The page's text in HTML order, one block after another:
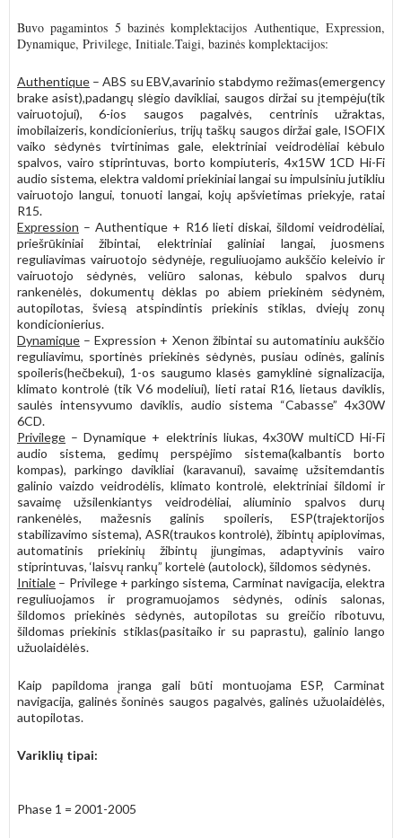
Buvo pagamintos 5 bazinės komplektacijos Authentique, Expression,
Dynamique, Privilege, Initiale.Taigi, bazinės komplektacijos:
Authentique – ABS su EBV,avarinio stabdymo režimas(emergency
brake asist),padangų slėgio davikliai, saugos diržai su įtempėju(tik
vairuotojui), 6-ios saugos pagalvės, centrinis užraktas,
imobilaizeris, kondicionierius, trijų taškų saugos diržai gale, ISOFIX
vaiko sėdynės tvirtinimas gale, elektriniai veidrodėliai kėbulo
spalvos, vairo stiprintuvas, borto kompiuteris, 4x15W 1CD Hi-Fi
audio sistema, elektra valdomi priekiniai langai su impulsiniu jutikliu
vairuotojo langui, tonuoti langai, kojų apšvietimas priekyje, ratai
R15.
Expression – Authentique + R16 lieti diskai, šildomi veidrodėliai,
priešrūkiniai žibintai, elektriniai galiniai langai, juosmens
reguliavimas vairuotojo sėdynėje, reguliuojamo aukščio keleivio ir
vairuotojo sėdynės, veliūro salonas, kėbulo spalvos durų
rankenėlės, dokumentų dėklas po abiem priekinėm sėdynėm,
autopilotas, šviesą atspindintis priekinis stiklas, dviejų zonų
kondicionierius.
Dynamique – Expression + Xenon žibintai su automatiniu aukščio
reguliavimu, sportinės priekinės sėdynės, pusiau odinės, galinis
spoileris(hečbekui), 1-os saugumo klasės gamyklinė signalizacija,
klimato kontrolė (tik V6 modeliui), lieti ratai R16, lietaus daviklis,
saulės intensyvumo daviklis, audio sistema “Cabasse” 4x30W
6CD.
Privilege – Dynamique + elektrinis liukas, 4x30W multiCD Hi-Fi
audio sistema, gedimų perspėjimo sistema(kalbantis borto
kompas), parkingo davikliai (karavanui), savaimę užsitemdantis
galinio vaizdo veidrodėlis, klimato kontrolė, elektriniai šildomi ir
savaimę užsilenkiantys veidrodėliai, aliuminio spalvos durų
rankenėlės, mažesnis galinis spoileris, ESP(trajektorijos
stabilizavimo sistema), ASR(traukos kontrolė), žibintų apiplovimas,
automatinis priekinių žibintų įjungimas, adaptyvinis vairo
stiprintuvas, ‘laisvų rankų” kortelė (autolock), šildomos sėdynės.
Initiale – Privilege + parkingo sistema, Carminat navigacija, elektra
reguliuojamos ir programuojamos sėdynės, odinis salonas,
šildomos priekinės sėdynės, autopilotas su greičio ribotuvu,
šildomas priekinis stiklas(pasitaiko ir su paprastu), galinio lango
užuolaidėlės.
Kaip papildoma įranga gali būti montuojama ESP, Carminat
navigacija, galinės šoninės saugos pagalvės, galinės užuolaidėlės,
autopilotas.
Variklių tipai:
Phase 1 = 2001-2005